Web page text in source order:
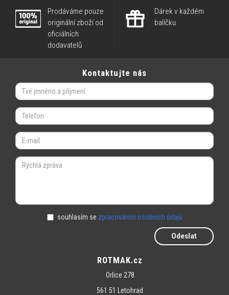
Prodáváme pouze
originální zboží od
oficiálních
dodavatelů
Dárek v každém
balíčku
Kontaktujte nás
souhlasím se zpracováním osobních údajů
Odeslat
ROTMAK.cz
Orlice 278
561 51 Letohrad